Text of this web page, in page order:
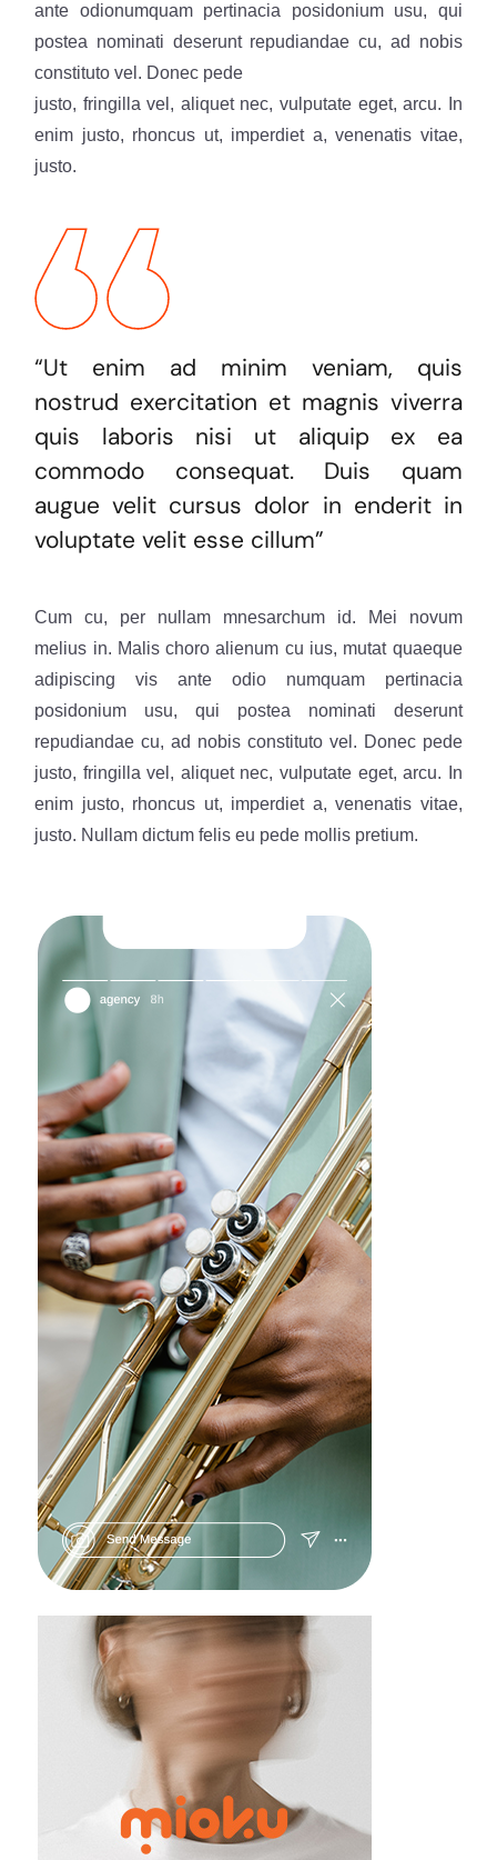
ante odionumquam pertinacia posidonium usu, qui
postea nominati deserunt repudiandae cu, ad nobis
constituto vel. Donec pede
justo, fringilla vel, aliquet nec, vulputate eget, arcu. In
enim justo, rhoncus ut, imperdiet a, venenatis vitae,
justo.
“Ut enim ad minim veniam, quis
nostrud exercitation et magnis viverra
quis laboris nisi ut aliquip ex ea
commodo consequat. Duis quam
augue velit cursus dolor in enderit in
voluptate velit esse cillum”
Cum cu, per nullam mnesarchum id. Mei novum
melius in. Malis choro alienum cu ius, mutat quaeque
adipiscing vis ante odio numquam pertinacia
posidonium usu, qui postea nominati deserunt
repudiandae cu, ad nobis constituto vel. Donec pede
justo, fringilla vel, aliquet nec, vulputate eget, arcu. In
enim justo, rhoncus ut, imperdiet a, venenatis vitae,
justo. Nullam dictum felis eu pede mollis pretium.